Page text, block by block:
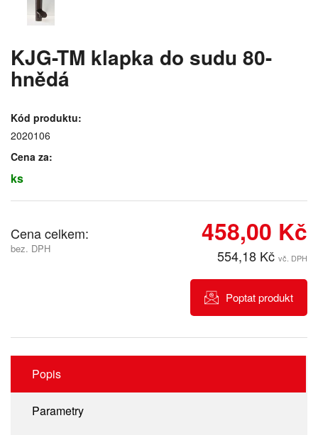
KJG-TM klapka do sudu 80-
hnědá
Kód produktu:
2020106
Cena za:
ks
Cena celkem:
bez. DPH
458,00 Kč
554,18 Kč vč. DPH
Poptat produkt
Popis
Parametry